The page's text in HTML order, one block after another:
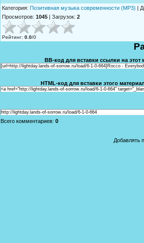
Категория: Позитивная музыка современности (MP3) |
Просмотров: 1045 | Загрузок: 2
Рейтинг: 0.0/0
BB-код для вставки ссылки на
[url=http://lightday.lands-of-sorrow.ru/load/6-1-0-664]Rocco -
HTML-код для вставки этого
<a href="http://lightday.lands-of-sorrow.ru/load/6-1-0-664"
http://lightday.lands-of-sorrow.ru/load/6-1-0-664
Всего комментариев: 0
Добавлять